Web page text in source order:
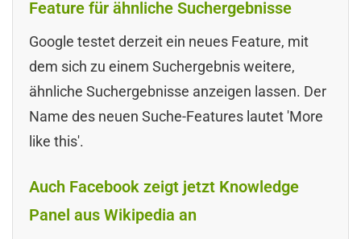
Feature für ähnliche Suchergebnisse
Google testet derzeit ein neues Feature, mit
dem sich zu einem Suchergebnis weitere,
ähnliche Suchergebnisse anzeigen lassen. Der
Name des neuen Suche-Features lautet 'More
like this'.
Auch Facebook zeigt jetzt Knowledge
Panel aus Wikipedia an